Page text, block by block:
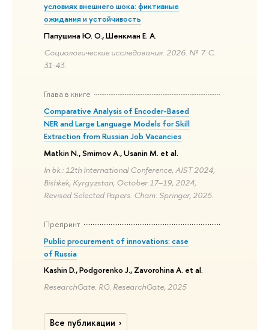
условиях внешнего шока: фиктивные
ожидания и устойчивость
Папушина Ю. О., Шенкман Е. А.
Социологические исследования. 2026. № 7. С.
31-43.
Глава в книге
Comparative Analysis of Encoder-Based
NER and Large Language Models for Skill
Extraction from Russian Job Vacancies
Matkin N., Smirnov A., Usanin M. et al.
In bk.: 12th International Conference, AIST 2024,
Bishkek, Kyrgyzstan, October 17–19, 2024,
Revised Selected Papers. Cham: Springer, 2025.
Препринт
Public procurement of innovations: case
of Russia
Kashin D., Podgorenko J., Zavorohina A. et al.
ResearchGate. RG. ResearchGate, 2025
Все публикации